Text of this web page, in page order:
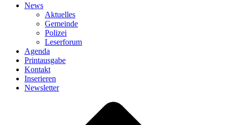
News
Aktuelles
Gemeinde
Polizei
Leserforum
Agenda
Printausgabe
Kontakt
Inserieren
Newsletter